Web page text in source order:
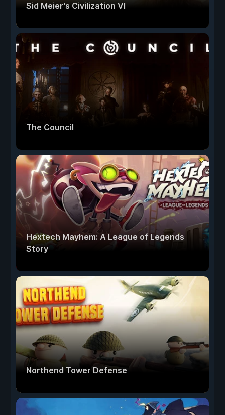
Sid Meier's Civilization VI
The Council
Hextech Mayhem: A League of Legends
Story
Northend Tower Defense